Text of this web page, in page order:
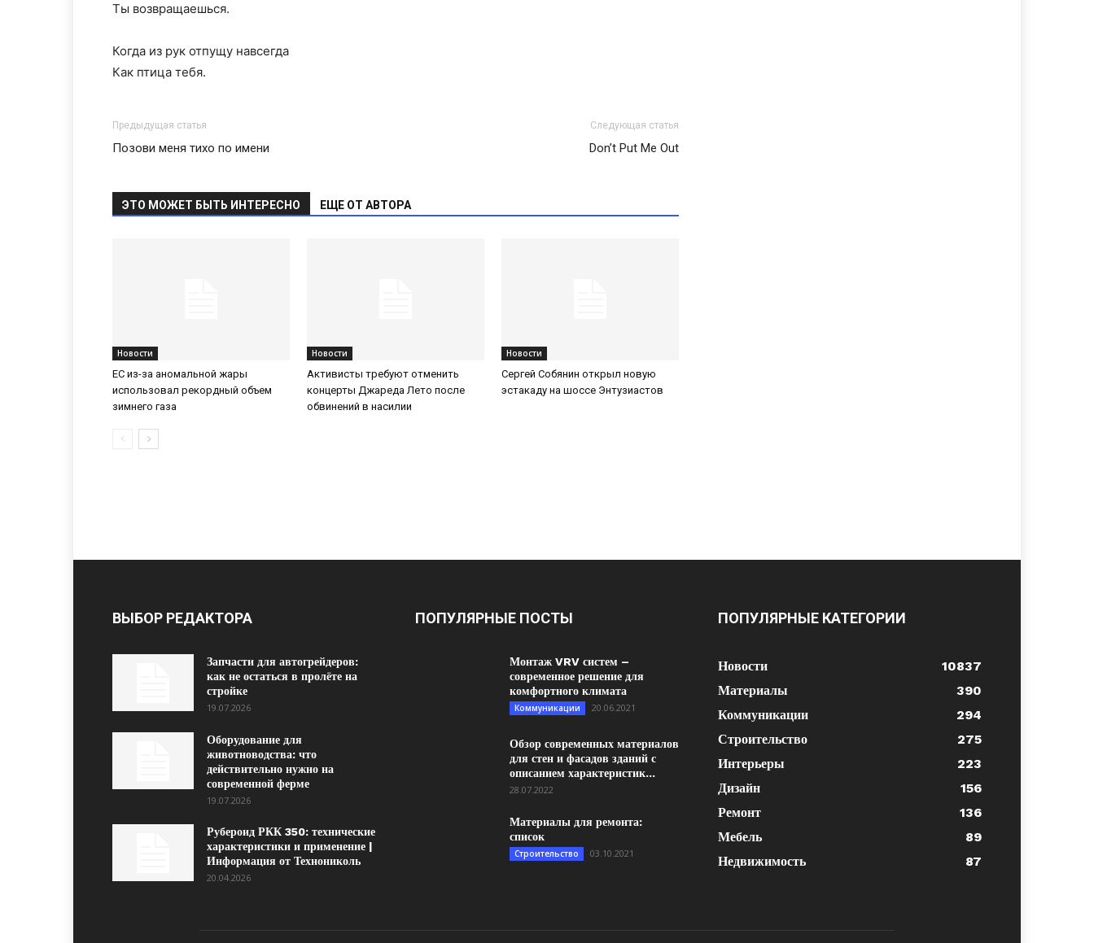
Ты возвращаешься.
Когда из рук отпущу навсегда
Как птица тебя.
Предыдущая статья
Позови меня тихо по имени
Следующая статья
Don’t Put Me Out
ЭТО МОЖЕТ БЫТЬ ИНТЕРЕСНО ЕЩЕ ОТ АВТОРА
Новости
ЕС из-за аномальной жары
использовал рекордный объем
зимнего газа
Новости
Активисты требуют отменить
концерты Джареда Лето после
обвинений в насилии
Новости
Сергей Собянин открыл новую
эстакаду на шоссе Энтузиастов
ВЫБОР РЕДАКТОРА
Запчасти для автогрейдеров:
как не остаться в пролёте на
стройке
19.07.2026
Оборудование для
животноводства: что
действительно нужно на
современной ферме
19.07.2026
Рубероид РКК 350: технические
характеристики и применение |
Информация от Технониколь
20.04.2026
ПОПУЛЯРНЫЕ ПОСТЫ
Монтаж VRV систем –
современное решение для
комфортного климата
Коммуникации 20.06.2021
Обзор современных материалов
для стен и фасадов зданий с
описанием характеристик...
28.07.2022
Материалы для ремонта:
список
Строительство 03.10.2021
ПОПУЛЯРНЫЕ КАТЕГОРИИ
Новости
10837
Материалы
390
Коммуникации
294
Строительство
275
Интерьеры
223
Дизайн
156
Ремонт
136
Мебель
89
Недвижимость
87